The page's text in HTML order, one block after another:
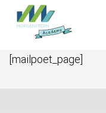
Datenschutz
[mailpoet_page]